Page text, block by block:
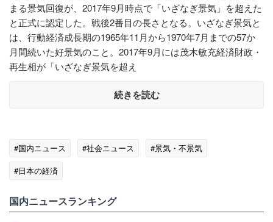
まる景気回復が、2017年9月時点で「いざなぎ景気」を超えた
と正式に認定した。戦後2番目の長さとなる。いざなぎ景気と
は、行動経済成長期の1965年11月から1970年7月までの57か
月間続いた好景気のこと。2017年9月には茂木敏充経済財政・
再生相が「いざなぎ景気を超え
続きを読む
#国内ニュース #社会ニュース
#景気・不景気
#日本の経済
国内ニュースランキング